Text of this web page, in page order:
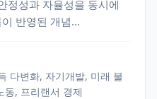
정성과 자율성을 동시에
반영된 개념...
다변화, 자기개발, 미래 불
동, 프리랜서 경제